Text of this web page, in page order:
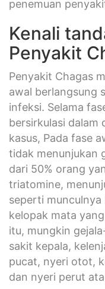
penemuan
Kenali
Penyakit
Penyakit Chagas
awal berlangsung
infeksi. Selama
bersirkulasi dalam
kasus, Pada fase
tidak menunjukan
dari 50% orang
triatomine,
seperti munculnya
kelopak mata
itu, mungkin
sakit kepala,
pucat, nyeri otot,
dan nyeri perut